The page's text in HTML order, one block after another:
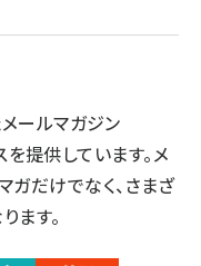
ールマガジン
提供しています。メ
ガだけでなく、さまざ
ます。